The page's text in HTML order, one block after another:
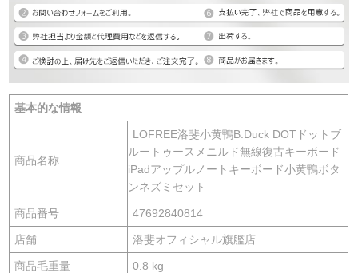
基本的な情報
商品名称
LOFREE洛斐小黄鴨B.Duck DOTドットブ
ルートゥースメニルド無線復古キーボード
iPadアップルノートキーボード小黄鴨ボタ
ンネズミセット
商品番号 47692840814
店舗 洛斐オフィシャル旗艦店
商品毛重量 0.8 kg